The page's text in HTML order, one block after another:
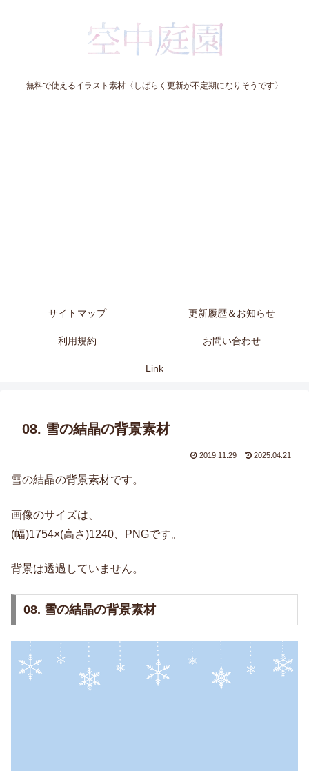
無料で使えるイラスト素材〈しばらく更新が不定期になりそうです〉
サイトマップ 更新履歴＆お知らせ
利用規約 お問い合わせ
Link
08. 雪の結晶の背景素材
2019.11.29 2025.04.21
雪の結晶の背景素材です。
画像のサイズは、
(幅)1754×(高さ)1240、PNGです。
背景は透過していません。
08. 雪の結晶の背景素材